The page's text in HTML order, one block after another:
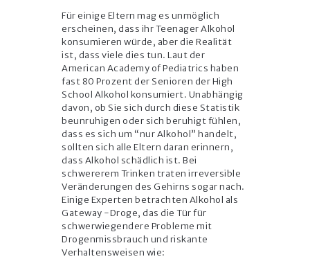
Für einige Eltern mag es unmöglich
erscheinen, dass ihr Teenager Alkohol
konsumieren würde, aber die Realität
ist, dass viele dies tun. Laut der
American Academy of Pediatrics haben
fast 80 Prozent der Senioren der High
School Alkohol konsumiert. Unabhängig
davon, ob Sie sich durch diese Statistik
beunruhigen oder sich beruhigt fühlen,
dass es sich um “nur Alkohol” handelt,
sollten sich alle Eltern daran erinnern,
dass Alkohol schädlich ist. Bei
schwererem Trinken traten irreversible
Veränderungen des Gehirns sogar nach.
Einige Experten betrachten Alkohol als
Gateway -Droge, das die Tür für
schwerwiegendere Probleme mit
Drogenmissbrauch und riskante
Verhaltensweisen wie: